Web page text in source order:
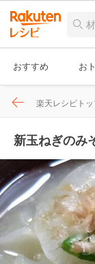
おすすめ お
楽天レシピト
新玉ねぎのみ